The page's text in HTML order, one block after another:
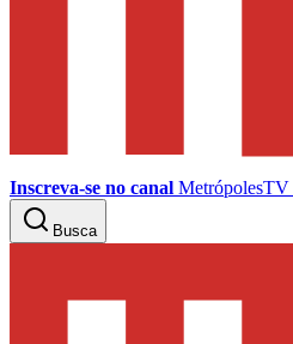
Inscreva-se no canal MetrópolesTV
Busca